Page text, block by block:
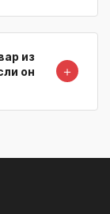
из
он
＋